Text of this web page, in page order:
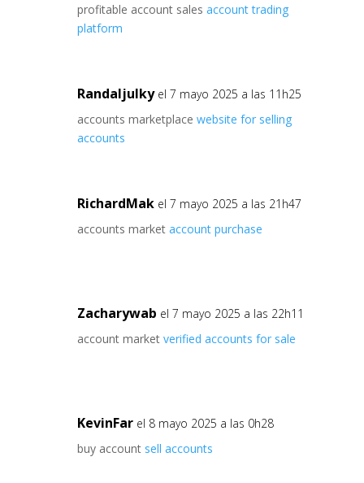
profitable account sales account trading
platform
Randaljulky el 7 mayo 2025 a las 11h25
accounts marketplace website for selling
accounts
RichardMak el 7 mayo 2025 a las 21h47
accounts market account purchase
Zacharywab el 7 mayo 2025 a las 22h11
account market verified accounts for sale
KevinFar el 8 mayo 2025 a las 0h28
buy account sell accounts